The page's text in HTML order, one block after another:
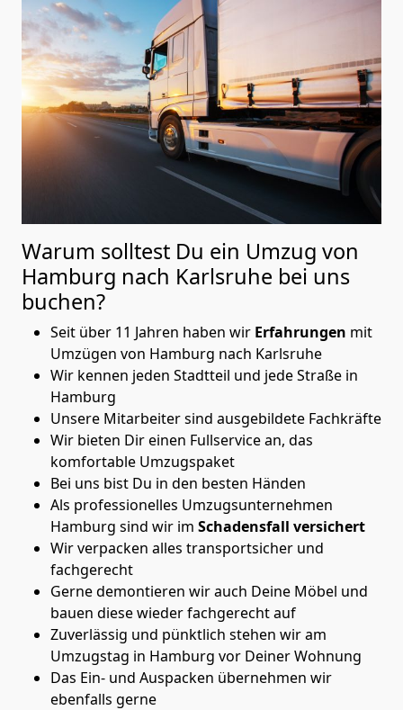
Warum solltest Du ein Umzug von
Hamburg nach Karlsruhe bei uns
buchen?
Seit über 11 Jahren haben wir Erfahrungen mit
Umzügen von Hamburg nach Karlsruhe
Wir kennen jeden Stadtteil und jede Straße in
Hamburg
Unsere Mitarbeiter sind ausgebildete Fachkräfte
Wir bieten Dir einen Fullservice an, das
komfortable Umzugspaket
Bei uns bist Du in den besten Händen
Als professionelles Umzugsunternehmen
Hamburg sind wir im Schadensfall versichert
Wir verpacken alles transportsicher und
fachgerecht
Gerne demontieren wir auch Deine Möbel und
bauen diese wieder fachgerecht auf
Zuverlässig und pünktlich stehen wir am
Umzugstag in Hamburg vor Deiner Wohnung
Das Ein- und Auspacken übernehmen wir
ebenfalls gerne